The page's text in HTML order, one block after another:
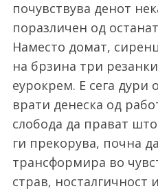
почувствува денот
поразличен од
Наместо домат,
на брзина три
еурокрем. Е сега дури
врати денеска од
слобода да прават што
ги прекорува, почна
трансформира во
страв, носталгичност